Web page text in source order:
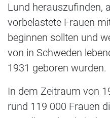
Lund herauszufinden,
vorbelastete Frauen
beginnen sollten und
von in Schweden
1931 geboren wurden.
In dem Zeitraum von
rund 119 000 Frauen